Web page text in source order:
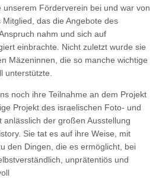
Förderverein bei und war von
das die Angebote des
nahm und sich auf
einbrachte. Nicht zuletzt wurde sie
Mäzeninnen, die so manche wichtige
unterstützte.
noch ihre Teilnahme an dem Projekt
Projekt des israelischen Foto- und
anlässlich der großen Ausstellung
Sie tat es auf ihre Weise, mit
den Dingen, die es ermöglicht, bei
unprätentiös und